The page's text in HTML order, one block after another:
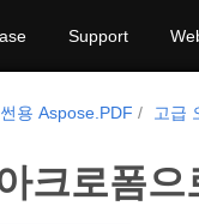
Support
용 Aspose.PDF 고급
크로폼으